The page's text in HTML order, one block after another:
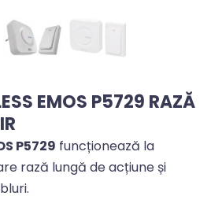
EMOS P5729 RAZĂ
P5729 funcționează la
rază lungă de acțiune și